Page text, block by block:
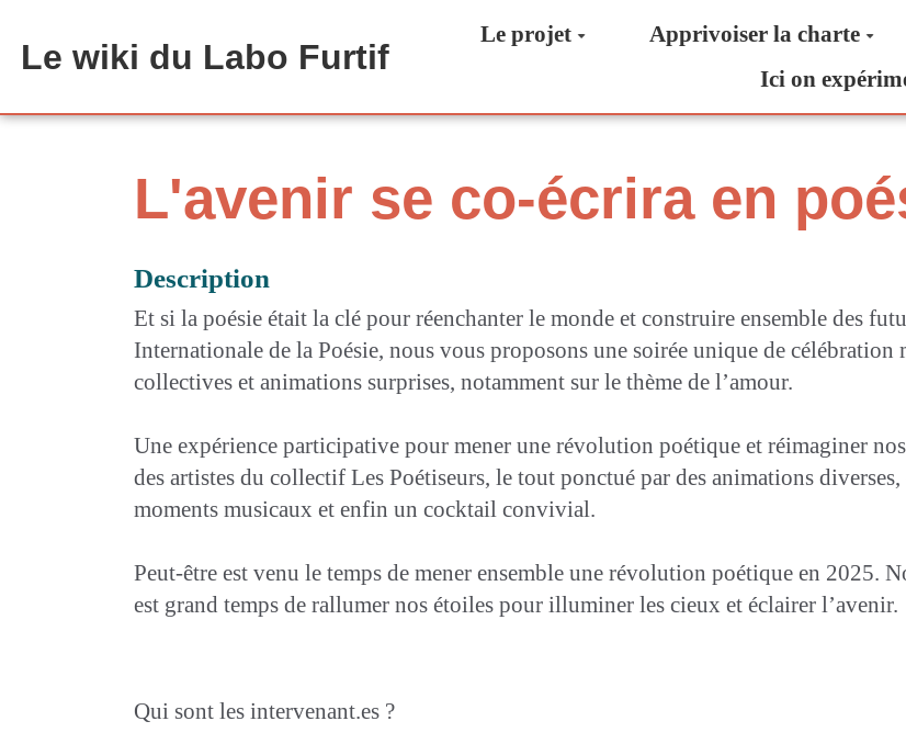
Le wiki du Labo Furtif
Le projet Apprivoiser la charte
Ici on
L'avenir se co-écrira en
Description
Et si la poésie était la clé pour réenchanter le monde et construire ensemble des
Internationale de la Poésie, nous vous proposons une soirée unique de célébration
collectives et animations surprises, notamment sur le thème de l’amour.
Une expérience participative pour mener une révolution poétique et réimaginer
des artistes du collectif Les Poétiseurs, le tout ponctué par des animations
moments musicaux et enfin un cocktail convivial.
Peut-être est venu le temps de mener ensemble une révolution poétique en 2025.
est grand temps de rallumer nos étoiles pour illuminer les cieux et éclairer l’avenir.
Qui sont les intervenant.es ?